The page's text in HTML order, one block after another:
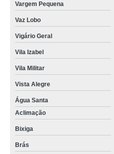
Vargem Pequena
Vaz Lobo
Vigário Geral
Vila Izabel
Vila Militar
Vista Alegre
Água Santa
Aclimação
Bixiga
Brás